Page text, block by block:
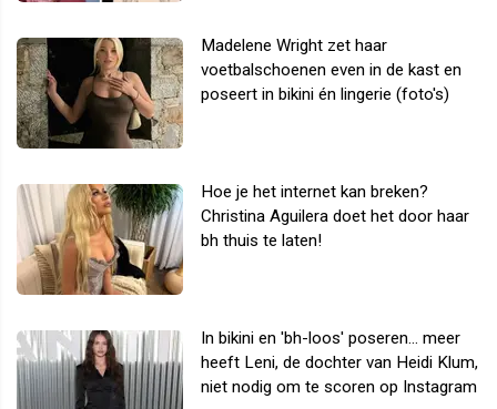
Madelene Wright zet haar
voetbalschoenen even in de kast en
poseert in bikini én lingerie (foto's)
Hoe je het internet kan breken?
Christina Aguilera doet het door haar
bh thuis te laten!
In bikini en 'bh-loos' poseren... meer
heeft Leni, de dochter van Heidi Klum,
niet nodig om te scoren op Instagram